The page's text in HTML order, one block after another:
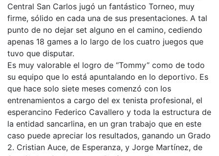
Central San Carlos jugó un fantástico Torneo, muy
firme, sólido en cada una de sus presentaciones. A tal
punto de no dejar set alguno en el camino, cediendo
apenas 18 games a lo largo de los cuatro juegos que
tuvo que disputar.
Es muy valorable el logro de “Tommy” como de todo
su equipo que lo está apuntalando en lo deportivo. Es
que hace solo siete meses comenzó con los
entrenamientos a cargo del ex tenista profesional, el
esperancino Federico Cavallero y toda la estructura de
la entidad sancarlina, en un gran trabajo que en este
caso puede apreciar los resultados, ganando un Grado
2. Cristian Auce, de Esperanza, y Jorge Martínez, de